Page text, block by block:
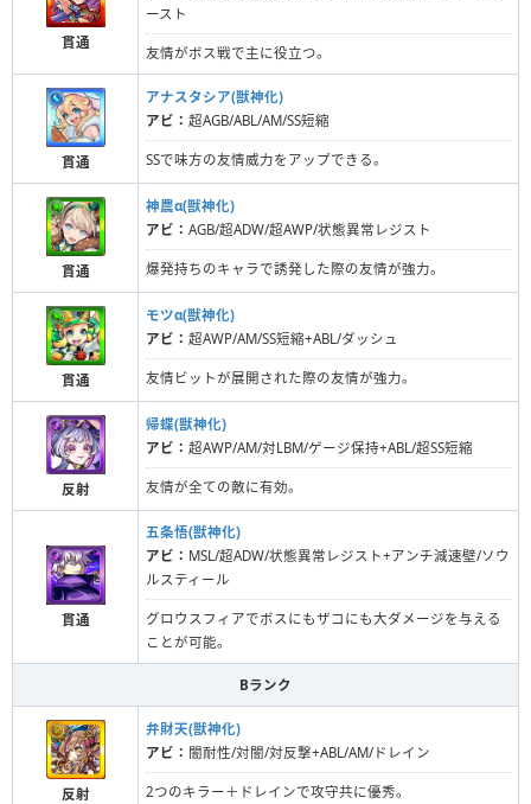
貫通
ースト
友情がボス戦で主に役立つ。
貫通
アナスタシア(獣神化)
アビ： 超AGB/ABL/AM/SS短縮
SSで味方の友情威力をアップできる。
貫通
神農α(獣神化)
アビ： AGB/超ADW/超AWP/状態異常レジスト
爆発持ちのキャラで誘発した際の友情が強力。
貫通
モツα(獣神化)
アビ： 超AWP/AM/SS短縮+ABL/ダッシュ
友情ビットが展開された際の友情が強力。
反射
帰蝶(獣神化)
アビ： 超AWP/AM/対LBM/ゲージ保持+ABL/超SS短縮
友情が全ての敵に有効。
貫通
五条悟(獣神化)
アビ： MSL/超ADW/状態異常レジスト+アンチ減速壁/ソウ
ルスティール
グロウスフィアでボスにもザコにも大ダメージを与える
ことが可能。
Bランク
反射
弁財天(獣神化)
アビ： 闇耐性/対闇/対反撃+ABL/AM/ドレイン
2つのキラー＋ドレインで攻守共に優秀。